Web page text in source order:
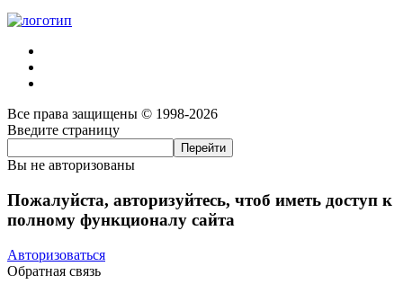
Все права защищены © 1998-2026
Введите страницу
Вы не авторизованы
Пожалуйста, авторизуйтесь, чтоб иметь доступ к
полному функционалу сайта
Авторизоваться
Обратная связь